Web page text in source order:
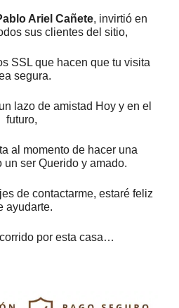
Ariel Cañete, invirtió en
sus clientes del sitio,
SSL que hacen que tu visita
segura.
lazo de amistad Hoy y en el
futuro,
al momento de hacer una
un ser Querido y amado.
de contactarme, estaré feliz
ayudarte.
por esta casa…